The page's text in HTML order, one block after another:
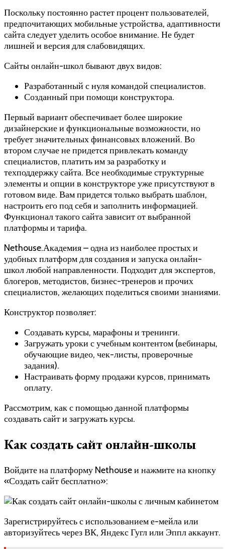
Поскольку постоянно растет процент пользователей,
предпочитающих мобильные устройства, адаптивности
сайта следует уделить особое внимание. Не будет
лишней и версия для слабовидящих.
Сайты онлайн-школ бывают двух видов:
Разработанный с нуля командой специалистов.
Созданный при помощи конструктора.
Первый вариант обеспечивает более широкие
дизайнерские и функциональные возможности, но
требует значительных финансовых вложений. Во
втором случае не придется привлекать команду
специалистов, платить им за разработку и
техподдержку сайта. Все необходимые структурные
элементы и опции в конструкторе уже присутствуют в
готовом виде. Вам придется только выбрать шаблон,
настроить его под себя и заполнить информацией.
Функционал такого сайта зависит от выбранной
платформы и тарифа.
Nethouse.Академия – одна из наиболее простых и
удобных платформ для создания и запуска онлайн-
школ любой направленности. Подходит для экспертов,
блогеров, методистов, бизнес-тренеров и прочих
специалистов, желающих поделиться своими знаниями.
Конструктор позволяет:
Создавать курсы, марафоны и тренинги.
Загружать уроки с учебным контентом (вебинары,
обучающие видео, чек-листы, проверочные
задания).
Настраивать форму продажи курсов, принимать
оплату.
Рассмотрим, как с помощью данной платформы
создавать сайт и загружать курсы.
Как создать сайт онлайн-школы
Войдите на платформу Nethouse и нажмите на кнопку
«Создать сайт бесплатно»:
Зарегистрируйтесь с использованием е-мейла или
авторизуйтесь через ВК, Яндекс Гугл или Эппл аккаунт.